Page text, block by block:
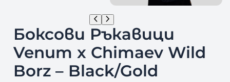
Боксови Ръкавици
Venum x Chimaev Wild
Borz – Black/Gold